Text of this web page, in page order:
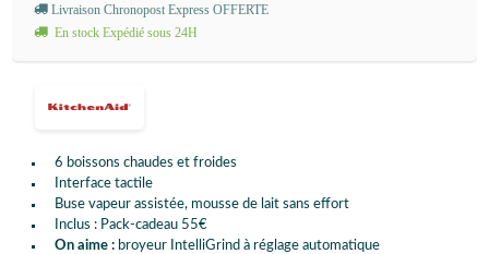
6 boissons chaudes et froides
Interface tactile
Buse vapeur assistée, mousse de lait sans effort
Inclus : Pack-cadeau 55€
On aime : broyeur IntelliGrind à réglage automatique
Livraison Chronopost Express OFFERTE
En stock Expédié sous 24H